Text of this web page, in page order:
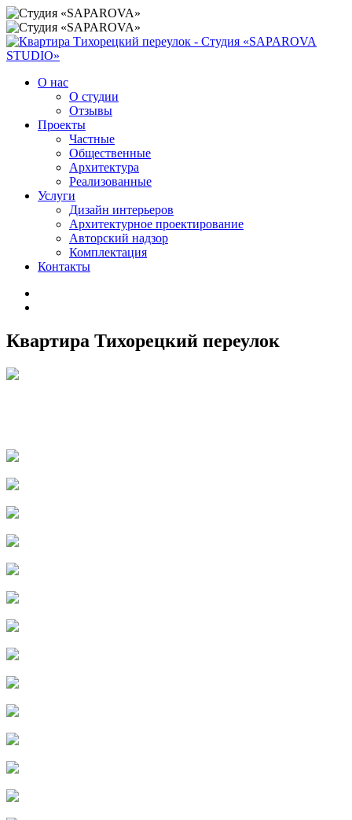
О нас
О студии
Отзывы
Проекты
Частные
Общественные
Архитектура
Реализованные
Услуги
Дизайн интерьеров
Архитектурное проектирование
Авторский надзор
Комплектация
Контакты
Квартира Тихорецкий переулок